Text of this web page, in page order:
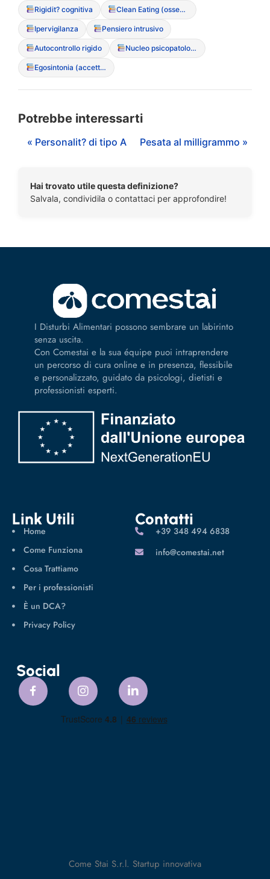
Rigidit? cognitiva Clean Eating (ossessione culturale per il cibo “puro”)
Ipervigilanza Pensiero intrusivo
Autocontrollo rigido Nucleo psicopatologico del DCA
Egosintonia (accettazione del sintomo come parte di s?)
Potrebbe interessarti
« Personalit? di tipo A Pesata al milligrammo »
Hai trovato utile questa definizione?
Salvala, condividila o contattaci per approfondire!
I Disturbi Alimentari possono sembrare un labirinto
senza uscita.
Con Comestai e la sua équipe puoi intraprendere
un percorso di cura online e in presenza, flessibile
e personalizzato, guidato da psicologi, dietisti e
professionisti esperti.
Link Utili
Home
Come Funziona
Cosa Trattiamo
Per i professionisti
È un DCA?
Privacy Policy
Contatti
‪+39 348 494 6838
info@comestai.net
Social
Come Stai S.r.l. Startup innovativa